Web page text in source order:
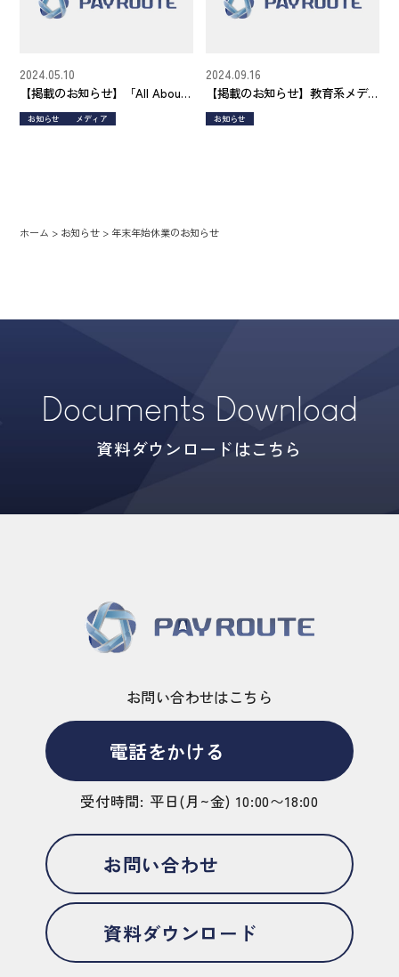
【掲載のお知らせ】「All About
ニュース」に取り上げていただ
きました。
2024.05.10
お知らせ メディア
【掲載のお知らせ】教育系メデ
ィア「教育家庭新聞」にお取り
上げいただきました。
2024.09.16
お知らせ
ホーム > お知らせ > 年末年始休業のお知らせ
Documents Download
資料ダウンロードはこちら
お問い合わせはこちら
電話をかける
受付時間: 平日(月~金) 10:00〜18:00
お問い合わせ
資料ダウンロード